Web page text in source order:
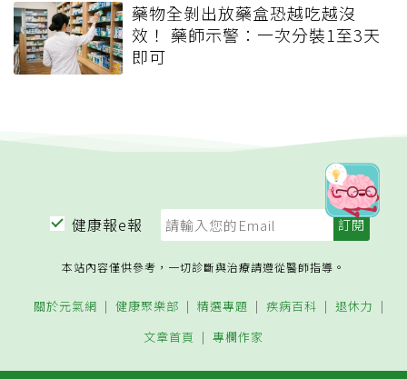
藥物全剝出放藥盒恐越吃越沒
效！ 藥師示警：一次分裝1至3天
即可
健康報e報
本站內容僅供參考，一切診斷與治療請遵從醫師指導。
關於元氣網 健康聚樂部 精選專題 疾病百科
退休力
文章首頁
專欄作家